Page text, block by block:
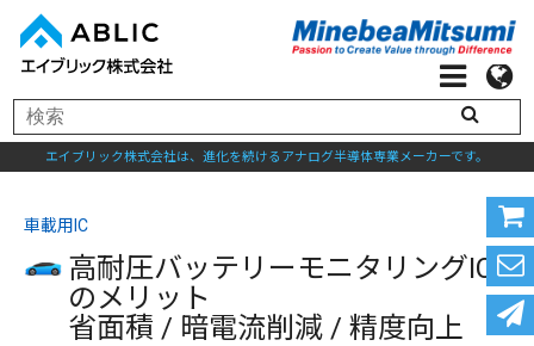
エイブリック株式会社は、進化を続けるアナログ半導体専業メーカーです。
車載用IC
高耐圧バッテリーモニタリングIC
のメリット
省面積 / 暗電流削減 / 精度向上